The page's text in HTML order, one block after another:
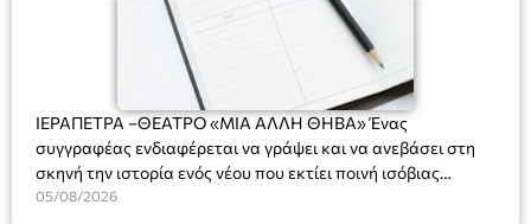
ΙΕΡΑΠΕΤΡΑ –ΘΕΑΤΡΟ «ΜΙΑ ΑΛΛΗ ΘΗΒΑ» Ένας
συγγραφέας ενδιαφέρεται να γράψει και να ανεβάσει στη
σκηνή την ιστορία ενός νέου που εκτίει ποινή ισόβιας
κάθειρξης για πατροκτονία. Ένα πολυβραβευμένο έργο για
05/08/2026